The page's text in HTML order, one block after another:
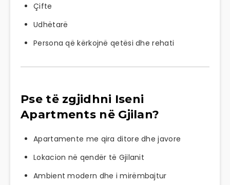
Çifte
Udhëtarë
Persona që kërkojnë qetësi dhe rehati
Pse të zgjidhni Iseni
Apartments në Gjilan?
Apartamente me qira ditore dhe javore
Lokacion në qendër të Gjilanit
Ambient modern dhe i mirëmbajtur